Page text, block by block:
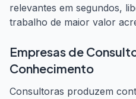
relevantes em segundos,
trabalho de maior valor
Empresas de
Conhecimento
Consultoras produzem